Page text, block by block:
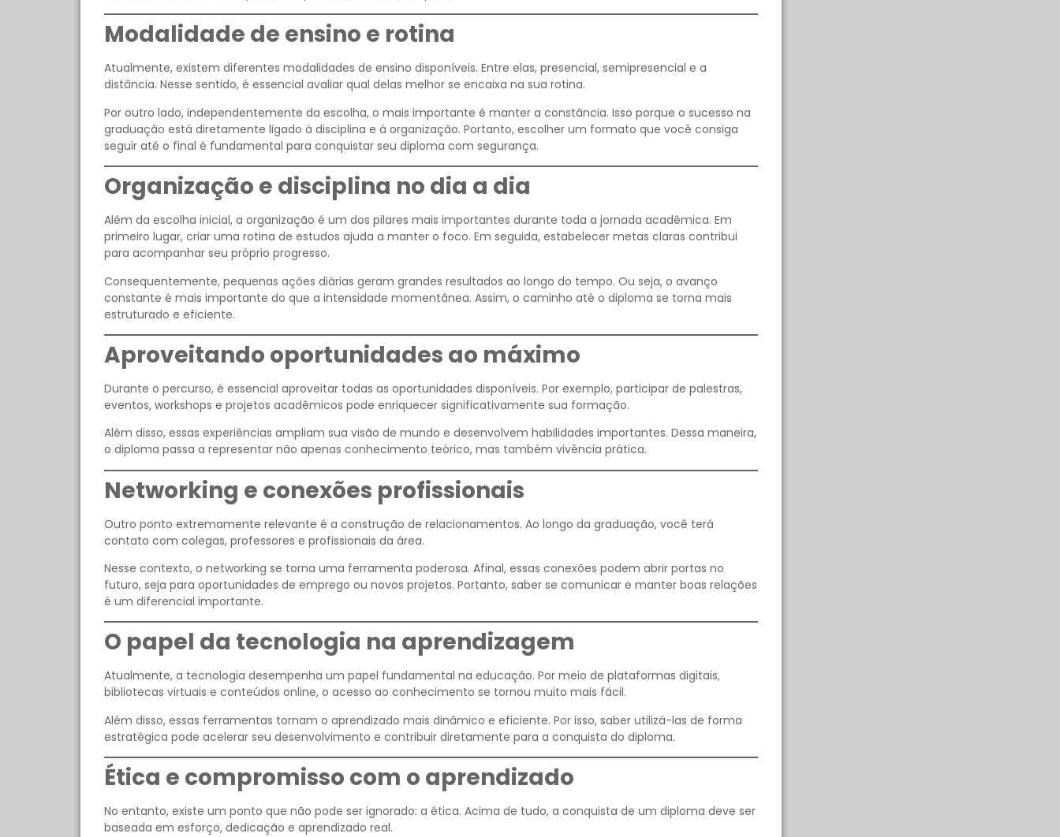
Modalidade de ensino e rotina
Atualmente, existem diferentes modalidades de ensino disponíveis. Entre elas, presencial, semipresencial e a
distância. Nesse sentido, é essencial avaliar qual delas melhor se encaixa na sua rotina.
Por outro lado, independentemente da escolha, o mais importante é manter a constância. Isso porque o sucesso na
graduação está diretamente ligado à disciplina e à organização. Portanto, escolher um formato que você consiga
seguir até o final é fundamental para conquistar seu diploma com segurança.
Organização e disciplina no dia a dia
Além da escolha inicial, a organização é um dos pilares mais importantes durante toda a jornada acadêmica. Em
primeiro lugar, criar uma rotina de estudos ajuda a manter o foco. Em seguida, estabelecer metas claras contribui
para acompanhar seu próprio progresso.
Consequentemente, pequenas ações diárias geram grandes resultados ao longo do tempo. Ou seja, o avanço
constante é mais importante do que a intensidade momentânea. Assim, o caminho até o diploma se torna mais
estruturado e eficiente.
Aproveitando oportunidades ao máximo
Durante o percurso, é essencial aproveitar todas as oportunidades disponíveis. Por exemplo, participar de palestras,
eventos, workshops e projetos acadêmicos pode enriquecer significativamente sua formação.
Além disso, essas experiências ampliam sua visão de mundo e desenvolvem habilidades importantes. Dessa maneira,
o diploma passa a representar não apenas conhecimento teórico, mas também vivência prática.
Networking e conexões profissionais
Outro ponto extremamente relevante é a construção de relacionamentos. Ao longo da graduação, você terá
contato com colegas, professores e profissionais da área.
Nesse contexto, o networking se torna uma ferramenta poderosa. Afinal, essas conexões podem abrir portas no
futuro, seja para oportunidades de emprego ou novos projetos. Portanto, saber se comunicar e manter boas relações
é um diferencial importante.
O papel da tecnologia na aprendizagem
Atualmente, a tecnologia desempenha um papel fundamental na educação. Por meio de plataformas digitais,
bibliotecas virtuais e conteúdos online, o acesso ao conhecimento se tornou muito mais fácil.
Além disso, essas ferramentas tornam o aprendizado mais dinâmico e eficiente. Por isso, saber utilizá-las de forma
estratégica pode acelerar seu desenvolvimento e contribuir diretamente para a conquista do diploma.
Ética e compromisso com o aprendizado
No entanto, existe um ponto que não pode ser ignorado: a ética. Acima de tudo, a conquista de um diploma deve ser
baseada em esforço, dedicação e aprendizado real.